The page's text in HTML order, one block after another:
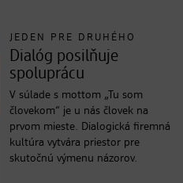
JEDEN PRE DRUHÉHO
Dialóg posilňuje
spoluprácu
V súlade s mottom „Tu som
človekom“ je u nás človek na
prvom mieste. Dialogická firemná
kultúra vytvára priestor pre
skutočnú výmenu názorov.